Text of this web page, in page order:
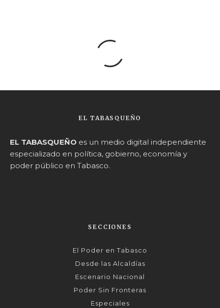
EL TABASQUEÑO
EL TABASQUEÑO es un medio digital independiente
especializado en política, gobierno, economía y
poder público en Tabasco.
SECCIONES
El Poder en Tabasco
Desde las Alcaldías
Escenario Nacional
Poder Sin Fronteras
Especiales